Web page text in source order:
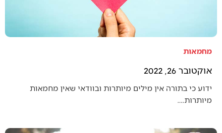
מחמאות
אוקטובר 26, 2022
ידוע כי בתורה אין מילים מיותרות ובוודאי שאין מחמאות
מיותרות.…